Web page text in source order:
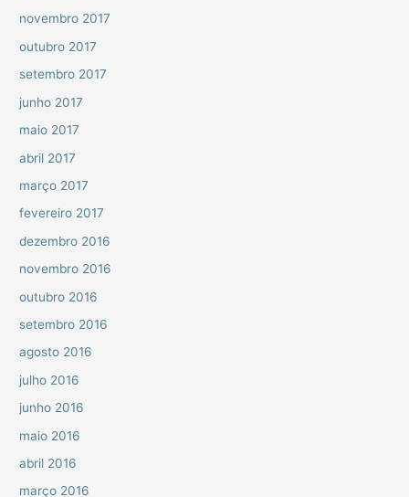
novembro 2017
outubro 2017
setembro 2017
junho 2017
maio 2017
abril 2017
março 2017
fevereiro 2017
dezembro 2016
novembro 2016
outubro 2016
setembro 2016
agosto 2016
julho 2016
junho 2016
maio 2016
abril 2016
março 2016